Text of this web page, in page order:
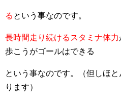
る という事なのです。
長時間走り続けるスタミナ体力
歩こうがゴールはできる
という事なのです。（但しほ
ります）